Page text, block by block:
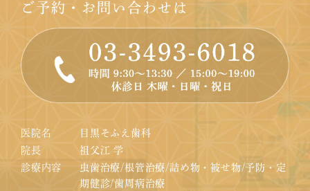
ご予約・お問い合わせは
医院名
目黒そふえ歯科
院長
祖父江 学
診療内容
虫歯治療/根管治療/詰め物・被せ物/予防・定
期健診/歯周病治療